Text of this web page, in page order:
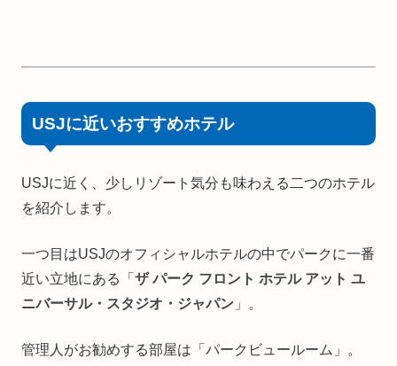
USJに近いおすすめホテル
USJに近く、少しリゾート気分も味わえる二つのホテル
を紹介します。
一つ目はUSJのオフィシャルホテルの中でパークに一番
近い立地にある「 ザ パーク フロント ホテル アット ユ
ニバーサル・スタジオ・ジャパン 」。
管理人がお勧めする部屋は「パークビュールーム」。